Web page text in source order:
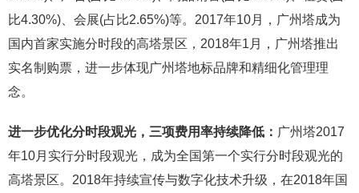
比4.30%)、会展(占比2.65%)等。2017年10月，广州塔成为
国内首家实施分时段的高塔景区，2018年1月，广州塔推出
实名制购票，进一步体现广州塔地标品牌和精细化管理理
念。
进一步优化分时段观光，三项费用率持续降低： 广州塔2017
年10月实行分时段观光，成为全国第一个实行分时段观光的
高塔景区。2018年持续宣传与数字化技术升级，在2018年国